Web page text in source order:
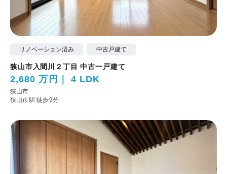
リノベーション済み 中古戸建て
狭山市入間川２丁目 中古一戸建て
2,680 万円 4 LDK
狭山市
狭山市駅 徒歩9分